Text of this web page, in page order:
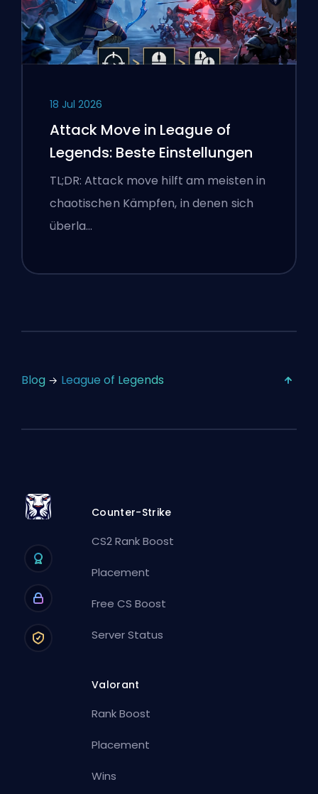
18 Jul 2026
Attack Move in League of
Legends: Beste Einstellungen
TL;DR: Attack move hilft am meisten in
chaotischen Kämpfen, in denen sich
überla…
Blog League of Legends
Counter-Strike
CS2 Rank Boost
Placement
Free CS Boost
Server Status
Valorant
Rank Boost
Placement
Wins